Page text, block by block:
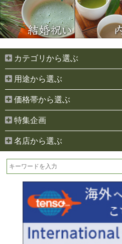
カテゴリから選ぶ
用途から選ぶ
価格帯から選ぶ
特集企画
名店から選ぶ